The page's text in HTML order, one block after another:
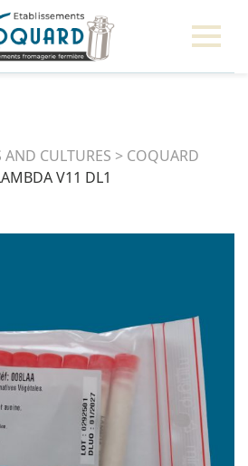
AND CULTURES > COQUARD
V11 DL1